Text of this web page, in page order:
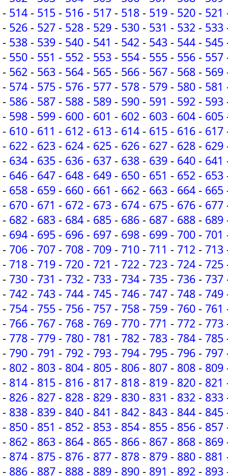
- 514 - 515 - 516 - 517 - 518 - 519 - 520 - 521
- 526 - 527 - 528 - 529 - 530 - 531 - 532 - 533
- 538 - 539 - 540 - 541 - 542 - 543 - 544 - 545
- 550 - 551 - 552 - 553 - 554 - 555 - 556 - 557
- 562 - 563 - 564 - 565 - 566 - 567 - 568 - 569
- 574 - 575 - 576 - 577 - 578 - 579 - 580 - 581
- 586 - 587 - 588 - 589 - 590 - 591 - 592 - 593
- 598 - 599 - 600 - 601 - 602 - 603 - 604 - 605
- 610 - 611 - 612 - 613 - 614 - 615 - 616 - 617
- 622 - 623 - 624 - 625 - 626 - 627 - 628 - 629
- 634 - 635 - 636 - 637 - 638 - 639 - 640 - 641
- 646 - 647 - 648 - 649 - 650 - 651 - 652 - 653
- 658 - 659 - 660 - 661 - 662 - 663 - 664 - 665
- 670 - 671 - 672 - 673 - 674 - 675 - 676 - 677
- 682 - 683 - 684 - 685 - 686 - 687 - 688 - 689
- 694 - 695 - 696 - 697 - 698 - 699 - 700 - 701
- 706 - 707 - 708 - 709 - 710 - 711 - 712 - 713
- 718 - 719 - 720 - 721 - 722 - 723 - 724 - 725
- 730 - 731 - 732 - 733 - 734 - 735 - 736 - 737
- 742 - 743 - 744 - 745 - 746 - 747 - 748 - 749
- 754 - 755 - 756 - 757 - 758 - 759 - 760 - 761
- 766 - 767 - 768 - 769 - 770 - 771 - 772 - 773
- 778 - 779 - 780 - 781 - 782 - 783 - 784 - 785
- 790 - 791 - 792 - 793 - 794 - 795 - 796 - 797
- 802 - 803 - 804 - 805 - 806 - 807 - 808 - 809
- 814 - 815 - 816 - 817 - 818 - 819 - 820 - 821
- 826 - 827 - 828 - 829 - 830 - 831 - 832 - 833
- 838 - 839 - 840 - 841 - 842 - 843 - 844 - 845
- 850 - 851 - 852 - 853 - 854 - 855 - 856 - 857
- 862 - 863 - 864 - 865 - 866 - 867 - 868 - 869
- 874 - 875 - 876 - 877 - 878 - 879 - 880 - 881
- 886 - 887 - 888 - 889 - 890 - 891 - 892 - 893